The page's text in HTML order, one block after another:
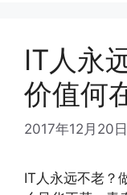
IT人永
价值何
2017年12月20日
IT人永远不老？